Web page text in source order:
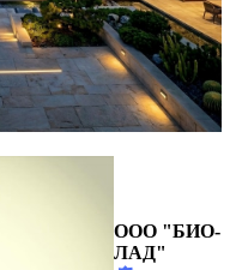
ООО "БИО-
ЛАД"